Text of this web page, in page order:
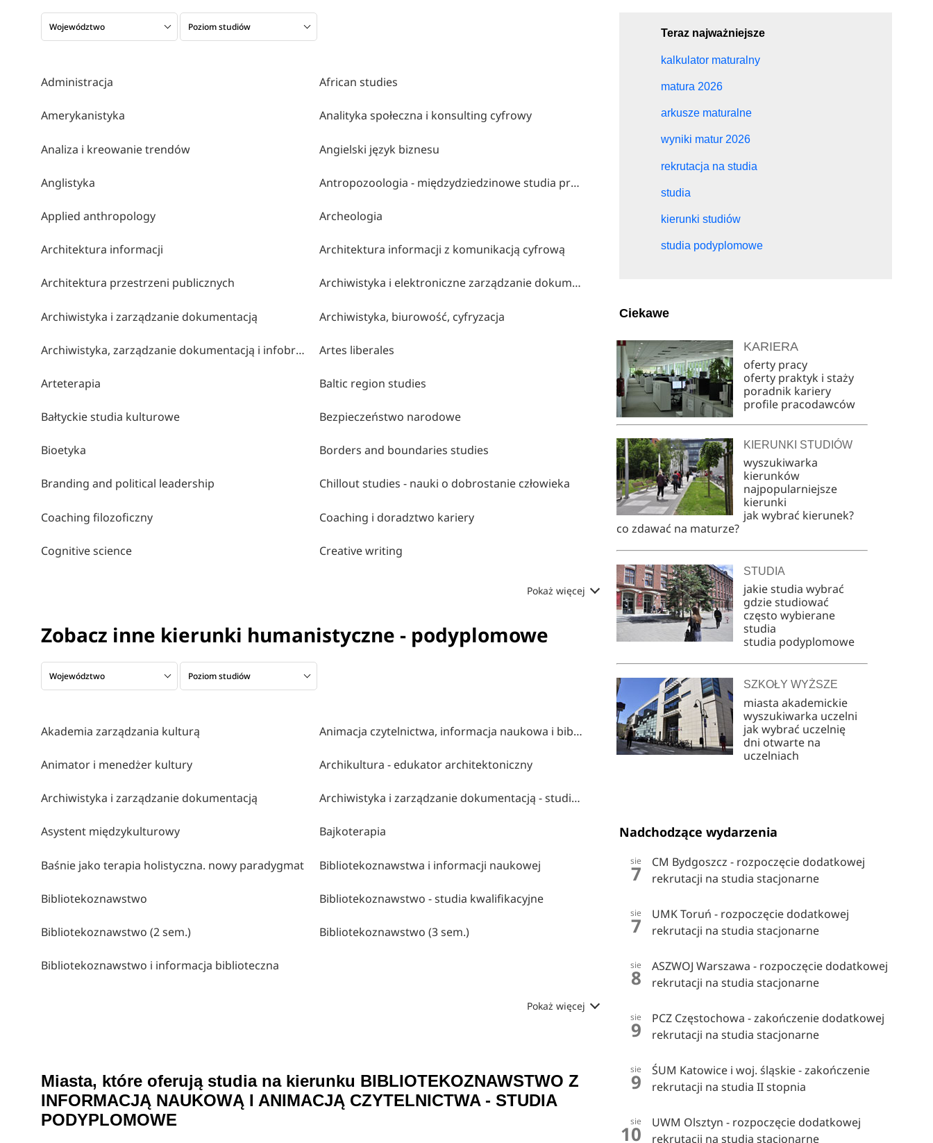
Województwo Poziom studiów
Administracja African studies
Amerykanistyka Analityka społeczna i konsulting cyfrowy
Analiza i kreowanie trendów Angielski język biznesu
Anglistyka Antropozoologia - międzydziedzinowe studia przyrodniczo-społeczno-humanistyczne
Applied anthropology Archeologia
Architektura informacji Architektura informacji z komunikacją cyfrową
Architektura przestrzeni publicznych Archiwistyka i elektroniczne zarządzanie dokumentacją
Archiwistyka i zarządzanie dokumentacją Archiwistyka, biurowość, cyfryzacja
Archiwistyka, zarządzanie dokumentacją i infobrokerstwo Artes liberales
Arteterapia Baltic region studies
Bałtyckie studia kulturowe Bezpieczeństwo narodowe
Bioetyka Borders and boundaries studies
Branding and political leadership Chillout studies - nauki o dobrostanie człowieka
Coaching filozoficzny Coaching i doradztwo kariery
Cognitive science Creative writing
Pokaż więcej
Zobacz inne kierunki humanistyczne - podyplomowe
Województwo Poziom studiów
Akademia zarządzania kulturą Animacja czytelnictwa, informacja naukowa i bibliotekarstwo
Animator i menedżer kultury Archikultura - edukator architektoniczny
Archiwistyka i zarządzanie dokumentacją Archiwistyka i zarządzanie dokumentacją - studia podpylomowe
Asystent międzykulturowy Bajkoterapia
Baśnie jako terapia holistyczna. nowy paradygmat Bibliotekoznawstwa i informacji naukowej
Bibliotekoznawstwo Bibliotekoznawstwo - studia kwalifikacyjne
Bibliotekoznawstwo (2 sem.) Bibliotekoznawstwo (3 sem.)
Bibliotekoznawstwo i informacja biblioteczna
Pokaż więcej
Miasta, które oferują studia na kierunku BIBLIOTEKOZNAWSTWO Z
INFORMACJĄ NAUKOWĄ I ANIMACJĄ CZYTELNICTWA - STUDIA
PODYPLOMOWE
Teraz najważniejsze
kalkulator maturalny
matura 2026
arkusze maturalne
wyniki matur 2026
rekrutacja na studia
studia
kierunki studiów
studia podyplomowe
Ciekawe
KARIERA
oferty pracy
oferty praktyk i staży
poradnik kariery
profile pracodawców
KIERUNKI STUDIÓW
wyszukiwarka
kierunków
najpopularniejsze
kierunki
jak wybrać kierunek?
co zdawać na maturze?
STUDIA
jakie studia wybrać
gdzie studiować
często wybierane
studia
studia podyplomowe
SZKOŁY WYŻSZE
miasta akademickie
wyszukiwarka uczelni
jak wybrać uczelnię
dni otwarte na
uczelniach
Nadchodzące wydarzenia
sie
7
CM Bydgoszcz - rozpoczęcie dodatkowej
rekrutacji na studia stacjonarne
sie
7
UMK Toruń - rozpoczęcie dodatkowej
rekrutacji na studia stacjonarne
sie
8
ASZWOJ Warszawa - rozpoczęcie dodatkowej
rekrutacji na studia stacjonarne
sie
9
PCZ Częstochowa - zakończenie dodatkowej
rekrutacji na studia stacjonarne
sie
9
ŚUM Katowice i woj. śląskie - zakończenie
rekrutacji na studia II stopnia
sie
10
UWM Olsztyn - rozpoczęcie dodatkowej
rekrutacji na studia stacjonarne